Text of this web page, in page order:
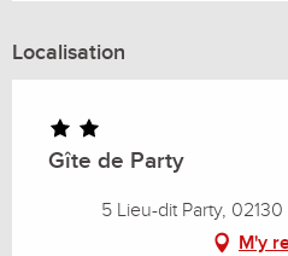
Localisation
Gîte de Party
5 Lieu-dit Party,
M'y